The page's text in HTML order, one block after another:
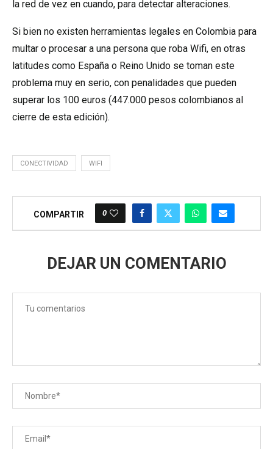
la red de vez en cuando, para detectar alteraciones.
Si bien no existen herramientas legales en Colombia para
multar o procesar a una persona que roba Wifi, en otras
latitudes como España o Reino Unido se toman este
problema muy en serio, con penalidades que pueden
superar los 100 euros (447.000 pesos colombianos al
cierre de esta edición).
CONECTIVIDAD WIFI
COMPARTIR 0
DEJAR UN COMENTARIO